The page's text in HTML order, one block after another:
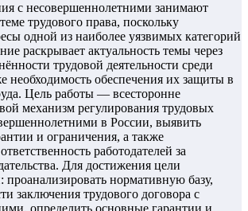
с несовершеннолетними занимают
трудового права, поскольку
одной из наиболее уязвимых категорий
раскрывает актуальность темы через
трудовой деятельности среди
необходимость обеспечения их защиты в
Цель работы — всесторонне
механизм регулирования трудовых
в России, выявить
и ограничения, а также
работодателей за
Для достижения цели
проанализировать нормативную базу,
заключения трудового договора с